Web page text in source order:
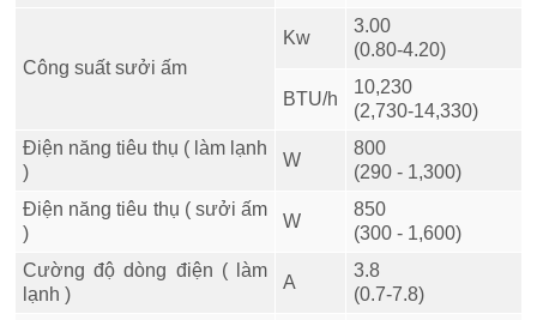
Công suất sưởi ấm
Kw
3.00
(0.80-4.20)
BTU/h
10,230
(2,730-14,330)
Điện năng tiêu thụ ( làm lạnh
)
W
800
(290 - 1,300)
Điện năng tiêu thụ ( sưởi ấm
)
W
850
(300 - 1,600)
Cường độ dòng điện ( làm
lạnh )
A
3.8
(0.7-7.8)